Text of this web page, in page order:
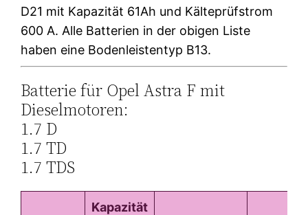
D21 mit Kapazität 61Ah und Kälteprüfstrom
600 A. Alle Batterien in der obigen Liste
haben eine Bodenleistentyp B13.
Batterie für Opel Astra F mit
Dieselmotoren:
1.7 D
1.7 TD
1.7 TDS
Kapazität